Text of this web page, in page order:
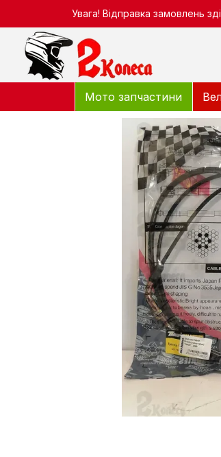
Перейти до основного контенту
Увага! Відправка замовлень
Мото запчастини